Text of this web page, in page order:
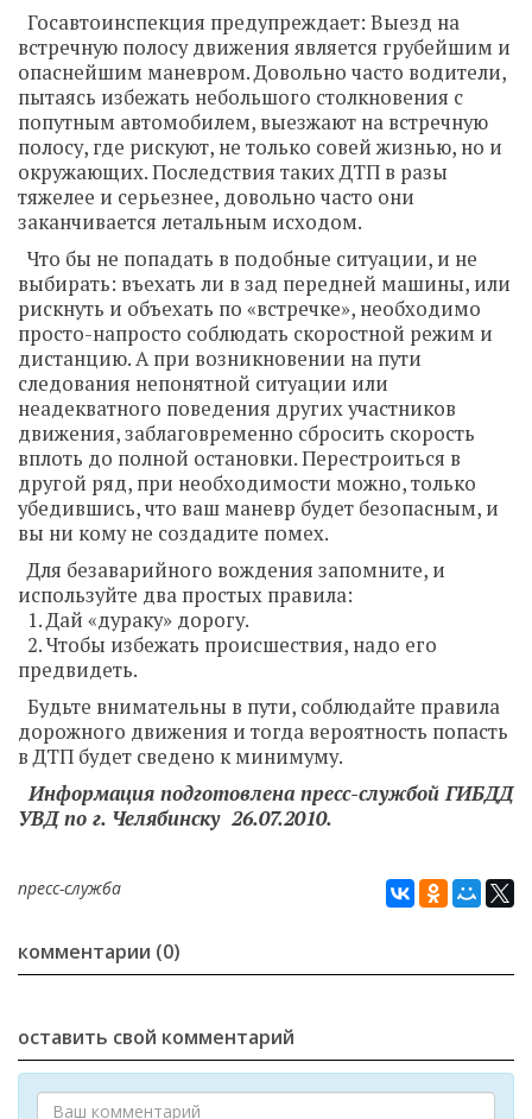
Госавтоинспекция предупреждает: Выезд на
встречную полосу движения является грубейшим и
опаснейшим маневром. Довольно часто водители,
пытаясь избежать небольшого столкновения с
попутным автомобилем, выезжают на встречную
полосу, где рискуют, не только совей жизнью, но и
окружающих. Последствия таких ДТП в разы
тяжелее и серьезнее, довольно часто они
заканчивается летальным исходом.
Что бы не попадать в подобные ситуации, и не
выбирать: въехать ли в зад передней машины, или
рискнуть и объехать по «встречке», необходимо
просто-напросто соблюдать скоростной режим и
дистанцию. А при возникновении на пути
следования непонятной ситуации или
неадекватного поведения других участников
движения, заблаговременно сбросить скорость
вплоть до полной остановки. Перестроиться в
другой ряд, при необходимости можно, только
убедившись, что ваш маневр будет безопасным, и
вы ни кому не создадите помех.
Для безаварийного вождения запомните, и
используйте два простых правила:
1. Дай «дураку» дорогу.
2. Чтобы избежать происшествия, надо его
предвидеть.
Будьте внимательны в пути, соблюдайте правила
дорожного движения и тогда вероятность попасть
в ДТП будет сведено к минимуму.
Информация подготовлена пресс-службой ГИБДД
УВД по г. Челябинску 26.07.2010.
пресс-служба
комментарии (0)
оставить свой комментарий